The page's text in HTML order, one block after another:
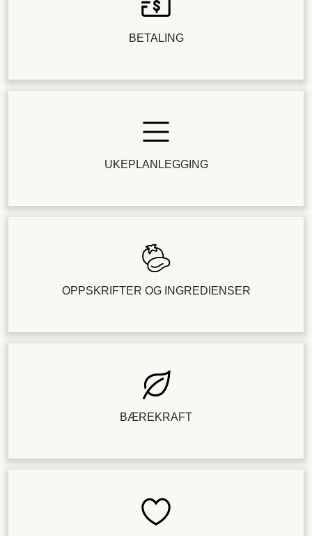
BETALING
UKEPLANLEGGING
OPPSKRIFTER OG INGREDIENSER
BÆREKRAFT